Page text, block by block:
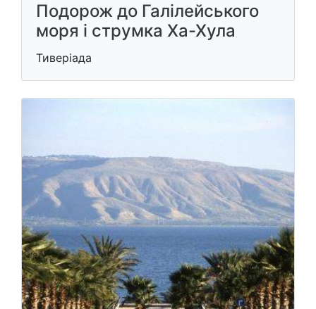
Подорож до Галілейського ​​
моря і струмка Ха-Хула
Тиверіада